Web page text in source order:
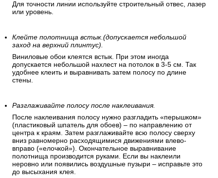
Для точности линии используйте строительный отвес, лазер
или уровень.
Клейте полотнища встык.(допускается небольшой
заход на верхний плинтус).
Виниловые обои клеятся встык. При этом иногда
допускается небольшой нахлест на потолок в 3-5 см. Так
удобнее клеить и выравнивать затем полосу по длине
стены.
Разглаживайте полосу после наклеивания.
После наклеивания полосу нужно разгладить «перышком»
(пластиковый шпатель для обоев) – по направлению от
центра к краям. Затем разглаживайте всю полосу сверху
вниз равномерно расходящимися движениями влево-
вправо («елочкой»). Окончательное выравнивание
полотнища производится руками. Если вы наклеили
неровно или появились воздушные пузыри – исправьте это
до высыхания клея.